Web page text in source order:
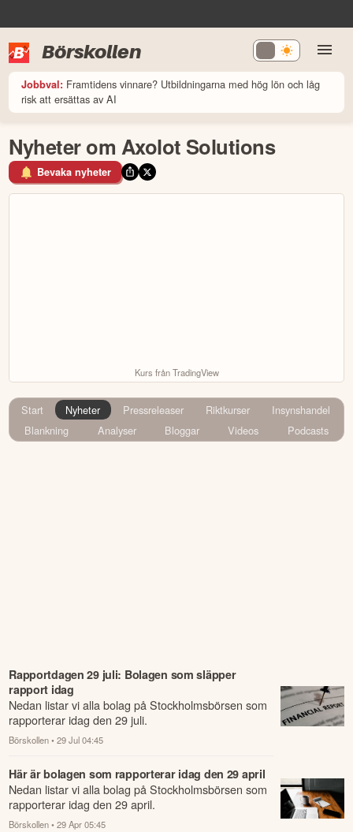
Börskollen
Jobbval: Framtidens vinnare? Utbildningarna med hög lön och låg
risk att ersättas av AI
Nyheter om Axolot Solutions
Bevaka nyheter
Kurs från TradingView
Start Nyheter Pressreleaser Riktkurser
Insynshandel
Blankning
Analyser Bloggar Videos Podcasts
Rapportdagen 29 juli: Bolagen som släpper
rapport idag
Nedan listar vi alla bolag på Stockholmsbörsen som
rapporterar idag den 29 juli.
Börskollen • 29 Jul 04:45
Här är bolagen som rapporterar idag den 29 april
Nedan listar vi alla bolag på Stockholmsbörsen som
rapporterar idag den 29 april.
Börskollen • 29 Apr 05:45